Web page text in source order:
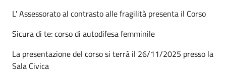
L' Assessorato al contrasto alle fragilità presenta il Corso
Sicura di te: corso di autodifesa femminile
La presentazione del corso si terrà il 26/11/2025 presso la
Sala Civica